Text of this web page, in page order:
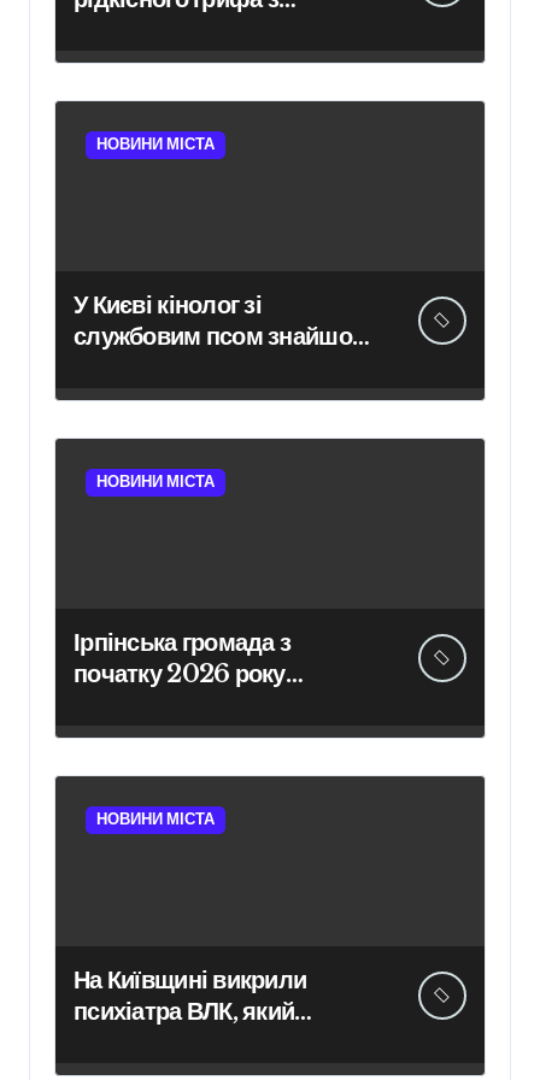
Червоної книги
НОВИНИ МІСТА
У Києві кінолог зі
службовим псом знайшов
НОВИНИ МІСТА
Ірпінська громада з
початку 2026 року
одиницями техніки
НОВИНИ МІСТА
На Київщині викрили
психіатра ВЛК, який
фіктивний діагноз